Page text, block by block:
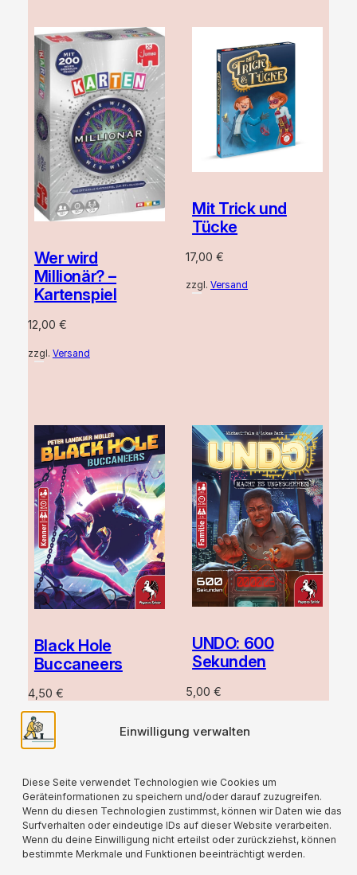
Einwilligung verwalten
Diese Seite verwendet Technologien wie Cookies um
Geräteinformationen zu speichern und/oder darauf zuzugreifen.
Wenn du diesen Technologien zustimmst, können wir Daten wie das
Surfverhalten oder eindeutige IDs auf dieser Website verarbeiten.
Wenn du deine Einwilligung nicht erteilst oder zurückziehst, können
bestimmte Merkmale und Funktionen beeinträchtigt werden.
Wer wird
Millionär? –
Kartenspiel
12,00 €
zzgl. Versand
Mit Trick und
Tücke
17,00€
zzgl.Versand
Black Hole
Buccaneers
4,50 €
zzgl.
UNDO: 600
Sekunden
5,00€
Für alle verwendeten Versandverpackungen